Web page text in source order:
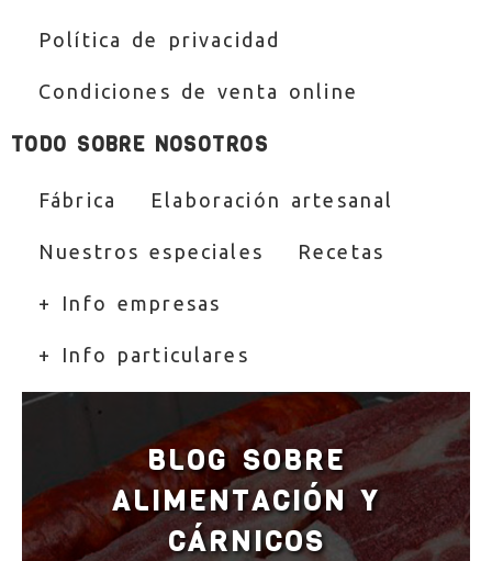
Política de privacidad
Condiciones de venta online
TODO SOBRE NOSOTROS
Fábrica Elaboración artesanal
Nuestros especiales Recetas
+ Info empresas
+ Info particulares
BLOG SOBRE
ALIMENTACIÓN Y
CÁRNICOS